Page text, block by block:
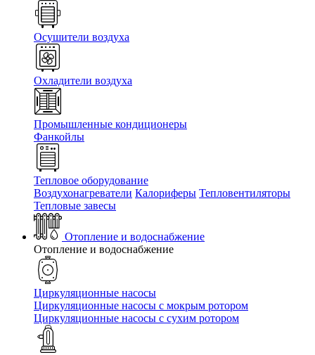
Осушители воздуха
Охладители воздуха
Промышленные кондиционеры
Фанкойлы
Тепловое оборудование
Воздухонагреватели Калориферы Тепловентиляторы
Тепловые завесы
Отопление и водоснабжение
Отопление и водоснабжение
Циркуляционные насосы
Циркуляционные насосы с мокрым ротором
Циркуляционные насосы с сухим ротором